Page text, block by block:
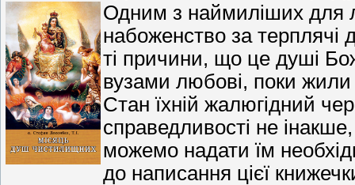
Одним з наймиліших для
набоженство за терплячі
ті причини, що це душі
вузами любові, поки
Стан їхній жалюгідний
справедливості не
можемо надати їм
до написання цієї